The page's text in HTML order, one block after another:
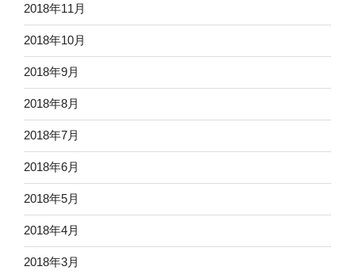
2018年11月
2018年10月
2018年9月
2018年8月
2018年7月
2018年6月
2018年5月
2018年4月
2018年3月